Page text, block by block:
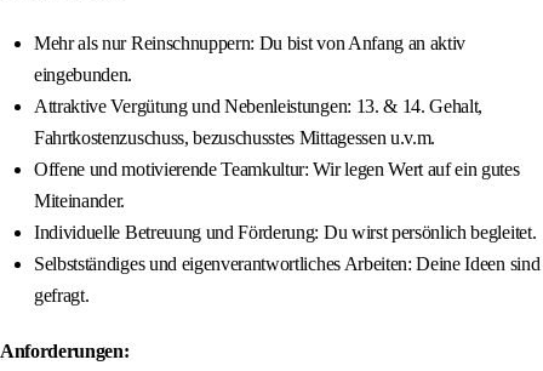
Mehr als nur Reinschnuppern: Du bist von Anfang an aktiv
eingebunden.
Attraktive Vergütung und Nebenleistungen: 13. & 14. Gehalt,
Fahrtkostenzuschuss, bezuschusstes Mittagessen u.v.m.
Offene und motivierende Teamkultur: Wir legen Wert auf ein gutes
Miteinander.
Individuelle Betreuung und Förderung: Du wirst persönlich begleitet.
Selbstständiges und eigenverantwortliches Arbeiten: Deine Ideen sind
gefragt.
Anforderungen: